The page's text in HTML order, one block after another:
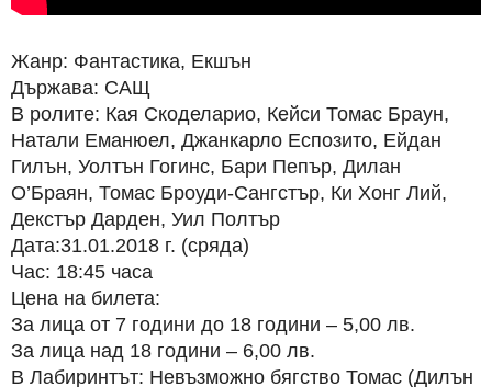
Жанр: Фантастика, Екшън
Държава: САЩ
В ролите: Кая Скоделарио, Кейси Томас Браун,
Натали Еманюел, Джанкарло Еспозито, Ейдан
Гилън, Уолтън Гогинс, Бари Пепър, Дилан
О’Браян, Томас Броуди-Сангстър, Ки Хонг Лий,
Декстър Дарден, Уил Полтър
Дата:31.01.2018 г. (сряда)
Час: 18:45 часа
Цена на билета:
За лица от 7 години до 18 години – 5,00 лв.
За лица над 18 години – 6,00 лв.
В Лабиринтът: Невъзможно бягство Томас (Дилън